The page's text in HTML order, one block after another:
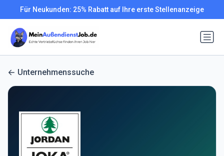
Für Neukunden: 25% Rabatt auf Ihre erste Stellenanzeige
Unternehmenssuche